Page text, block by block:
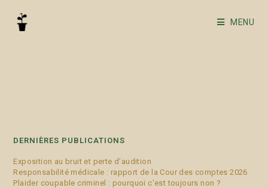
MENU
DERNIÈRES PUBLICATIONS
Exposition au bruit et perte d’audition
Responsabilité médicale : rapport de la Cour des comptes 2026
Plaider coupable criminel : pourquoi c’est toujours non ?